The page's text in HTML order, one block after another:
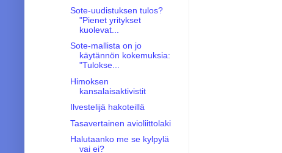
Sote-uudistuksen tulos?
"Pienet yritykset
kuolevat...
Sote-mallista on jo
käytännön kokemuksia:
"Tulokse...
Himoksen
kansalaisaktivistit
Ilvestelijä hakoteillä
Tasavertainen avioliittolaki
Halutaanko me se kylpylä
vai ei?